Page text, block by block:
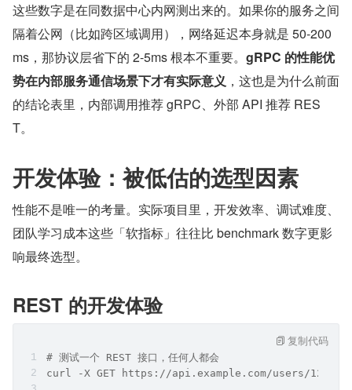
这些数字是在同数据中心内网测出来的。如果你的服务之间
隔着公网（比如跨区域调用），网络延迟本身就是 50-200
ms，那协议层省下的 2-5ms 根本不重要。 gRPC 的性能优
势在内部服务通信场景下才有实际意义 ，这也是为什么前面
的结论表里，内部调用推荐 gRPC、外部 API 推荐 RES
T。
开发体验：被低估的选型因素
性能不是唯一的考量。实际项目里，开发效率、调试难度、
团队学习成本这些「软指标」往往比 benchmark 数字更影
响最终选型。
REST 的开发体验
# 测试一个 REST 接口，任何人都会
curl -X GET https://api.example.com/users/123
复制代码